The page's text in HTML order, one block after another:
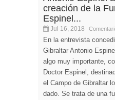
creación de la
Espinel...
Jul 16, 2018
En la entrevista
Gibraltar Antonio
algo muy importante,
Doctor Espinel,
el Campo de Gibraltar
dado. Se trata de una